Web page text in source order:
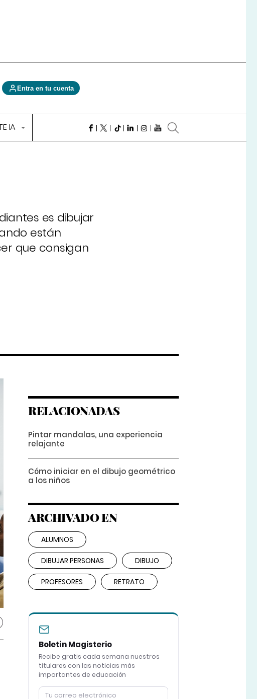
Entra en tu cuenta
IA
es dibujar
están
que consigan
RELACIONADAS
Pintar mandalas, una experiencia
relajante
Cómo iniciar en el dibujo geométrico
a los niños
ARCHIVADO EN
ALUMNOS
DIBUJAR PERSONAS DIBUJO
PROFESORES RETRATO
Boletín Magisterio
Recibe gratis cada semana nuestros
titulares con las noticias más
importantes de educación